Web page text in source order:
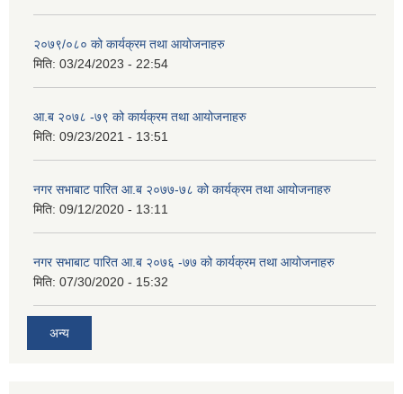
२०७९/०८० को कार्यक्रम तथा आयोजनाहरु
मिति: 03/24/2023 - 22:54
आ.ब २०७८ -७९ को कार्यक्रम तथा आयोजनाहरु
मिति: 09/23/2021 - 13:51
नगर सभाबाट पारित आ.ब २०७७-७८ को कार्यक्रम तथा आयोजनाहरु
मिति: 09/12/2020 - 13:11
नगर सभाबाट पारित आ.ब २०७६ -७७ को कार्यक्रम तथा आयोजनाहरु
मिति: 07/30/2020 - 15:32
अन्य